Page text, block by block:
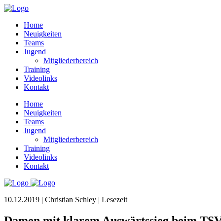
Home
Neuigkeiten
Teams
Jugend
Mitgliederbereich
Training
Videolinks
Kontakt
Home
Neuigkeiten
Teams
Jugend
Mitgliederbereich
Training
Videolinks
Kontakt
10.12.2019 | Christian Schley | Lesezeit